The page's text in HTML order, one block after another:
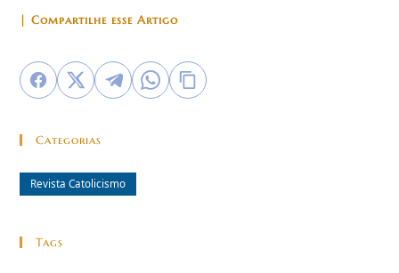
| Compartilhe esse Artigo
Categorias
Revista Catolicismo
Tags